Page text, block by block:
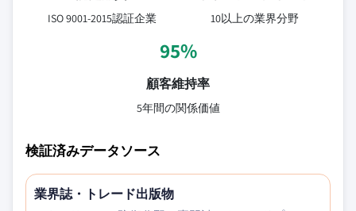
ISO 9001-2015認証企業 10以上の業界分野
95%
顧客維持率
5年間の関係価値
検証済みデータソース
業界誌・トレード出版物